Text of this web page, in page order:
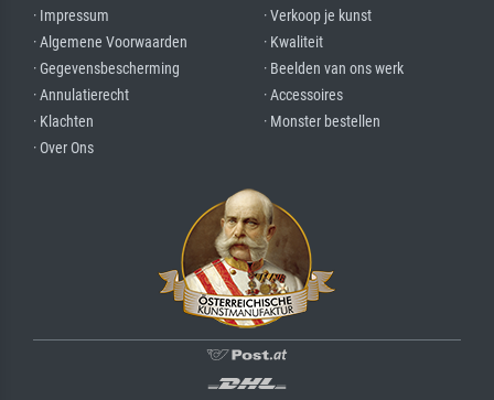
· Impressum
· Algemene Voorwaarden
· Gegevensbescherming
· Annulatierecht
· Klachten
· Over Ons
· Verkoop je kunst
· Kwaliteit
· Beelden van ons werk
· Accessoires
· Monster bestellen